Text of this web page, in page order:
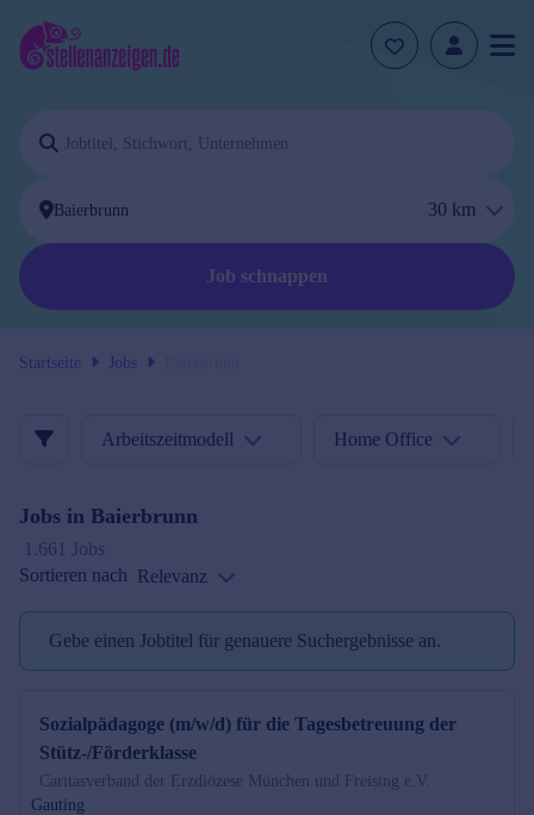
30 km
Job schnappen
Startseite Jobs
Arbeitszeitmodell Home Office
Jobs in Baierbrunn
1.661 Jobs
Sortieren nach Relevanz
Gebe einen Jobtitel für genauere Suchergebnisse an.
Sozialpädagoge (m/w/d) für die Tagesbetreuung der
Stütz-/Förderklasse
Caritasverband der Erzdiözese München und Freising e.V.
Gauting